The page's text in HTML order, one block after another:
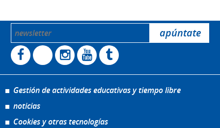
Gestión de actividades educativas y tiempo libre
noticias
Cookies y otras tecnologías